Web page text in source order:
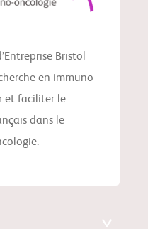
Bristol
en immuno-
et faciliter le
dans le